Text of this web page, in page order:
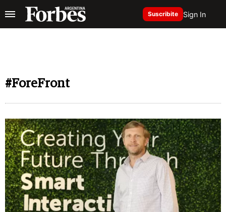
Suscribite Sign In
#ForeFront